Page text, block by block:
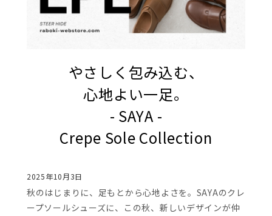
やさしく包み込む、
心地よい一足。
- SAYA -
Crepe Sole Collection
2025年10月3日
秋のはじまりに、足もとから心地よさを。SAYAのクレ
ープソールシューズに、この秋、新しいデザインが仲